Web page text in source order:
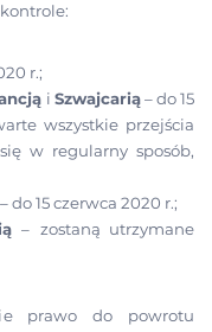
r.;
i Szwajcarią– do 15
wszystkie przejścia
w regularny sposób,
– do 15 czerwca 2020 r.;
– zostaną utrzymane
prawo do powrotu